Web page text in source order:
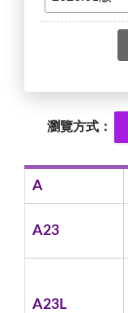
瀏覽方式：
A
A23
A23L